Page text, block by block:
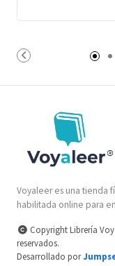
Voyaleer es una tienda
habilitada online para
Copyright Librería
reservados.
Desarrollado por